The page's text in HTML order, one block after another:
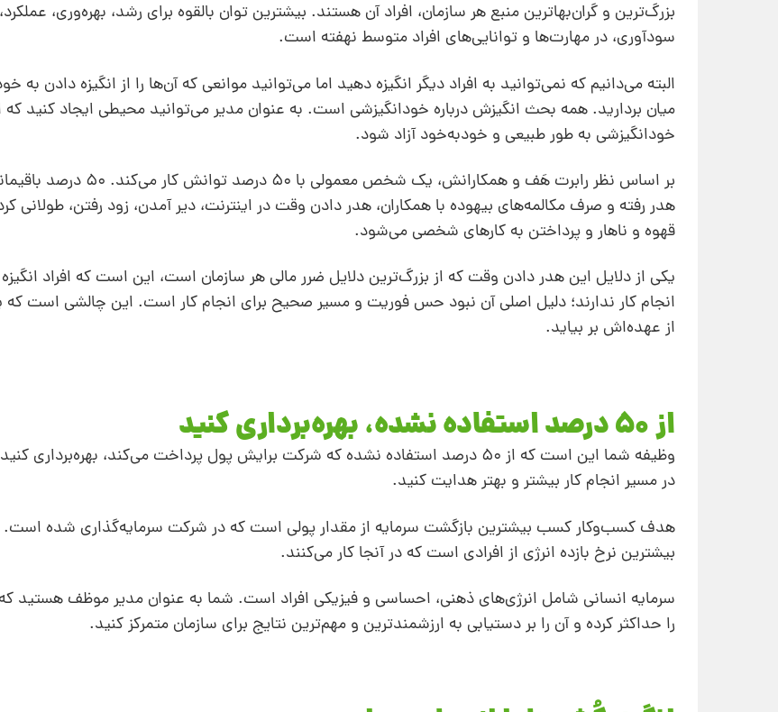
بزرگ‌ترین و گران‌بهاترین منبع هر سازمان، افراد آن هستند. بیشترین توان بالقوه برای رشد، بهره‌وری،
سودآوری، در مهارت‌ها و توانایی‌های افراد متوسط نهفته است.
البته می‌دانیم که نمی‌توانید به افراد دیگر انگیزه دهید اما می‌توانید موانعی که آن‌ها را از انگیزه دادن به
میان بردارید. همه بحث انگیزش درباره خودانگیزشی است. به عنوان مدیر می‌توانید محیطی ایجاد کنید که
خودانگیزشی به طور طبیعی و خودبه‌خود آزاد شود.
بر اساس نظر رابرت هَف و همکارانش، یک شخص
هدر رفته و صرف مکالمه‌‌های بیهوده با همکاران، هدر دادن وقت در اینترنت،‌ دیر آمدن، زود رفتن،‌
قهوه و ناهار و پرداختن به کارهای شخصی می‌شود.
یکی از دلایل این هدر دادن وقت که از بزرگ‌ترین دلایل ضرر مالی هر سازمان است، این است که افراد انگیزه
انجام کار ندارند؛ دلیل اصلی آن نبود حس فوریت و مسیر صحیح برای انجام کار است. این چالشی است
از عهده‌اش بر بیاید.
از 50 درصد استفاده نشده، بهره‌برداری کنید
وظیفه شما این است که از 50 درصد استفاده‌ نشده که شرکت برایش پول پرداخت می‌کند، بهره‌برداری
در مسیر انجام کار بیشتر و بهتر هدایت کنید.
هدف کسب‌وکار کسب بیشترین بازگشت سرمایه از مقدار پولی است که در شرکت سرمایه‌گذاری شده
بیشترین نرخ بازده انرژی از افرادی است که در آنجا کار می‌کنند.
سرمایه انسانی شامل انرژی‌های ذهنی، احساسی و فیزیکی افراد است. شما به عنوان مدیر موظف هستید که
را حداکثر کرده و آن را بر دستیابی به ارزشمندترین و مهم‌ترین نتایج برای سازمان متمرکز کنید.